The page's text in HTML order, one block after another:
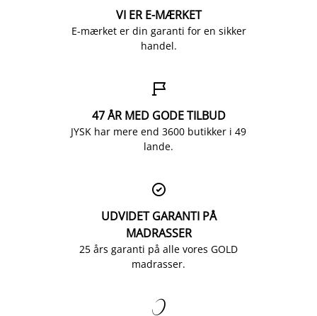
VI ER E-MÆRKET
E-mærket er din garanti for en sikker
handel.

47 ÅR MED GODE TILBUD
JYSK har mere end 3600 butikker i 49
lande.

UDVIDET GARANTI PÅ
MADRASSER
25 års garanti på alle vores GOLD
madrasser.
